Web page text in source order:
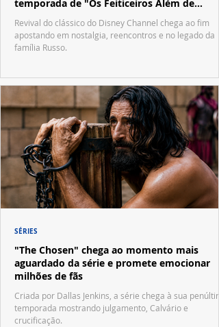
temporada de "Os Feiticeiros Além de
Waverly Place"
Revival do clássico do Disney Channel chega ao fim
apostando em nostalgia, reencontros e no legado da
família Russo.
"The Chosen" chega ao momento mais
aguardado da série e promete emocionar
milhões de fãs
Criada por Dallas Jenkins, a série chega à sua
temporada mostrando julgamento, Calvário e
crucificação.
SÉRIES